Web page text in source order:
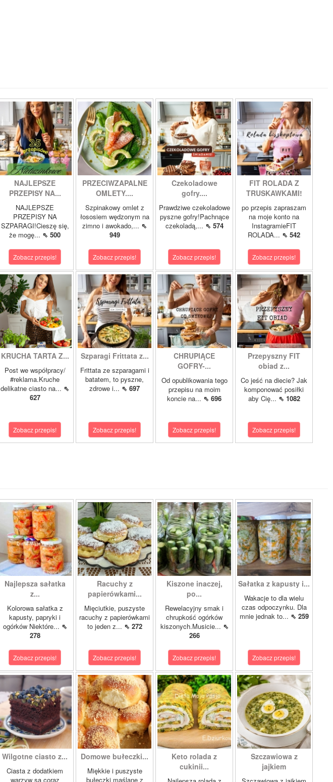
NAJLEPSZE
PRZEPISY NA...
NAJLEPSZE
PRZEPISY NA
SZPARAGI!Cieszę się,
że mogę... ⇖ 500
Zobacz przepis!
PRZECIWZAPALNE
OMLETY....
Szpinakowy omlet z
łososiem wędzonym na
zimno i awokado,... ⇖
949
Zobacz przepis!
Czekoladowe
gofry....
Prawdziwe czekoladowe
pyszne gofry!Pachnące
czekoladą,... ⇖ 574
Zobacz przepis!
FIT ROLADA Z
TRUSKAWKAMI!
po przepis zapraszam
na moje konto na
InstagramieFIT
ROLADA... ⇖ 542
Zobacz przepis!
KRUCHA TARTA Z...
Post we współpracy/
#reklama.Kruche
delikatne ciasto na... ⇖
627
Zobacz przepis!
Szparagi Frittata z...
Frittata ze szparagami i
batatem, to pyszne,
zdrowe i... ⇖ 697
Zobacz przepis!
CHRUPIĄCE
GOFRY-...
Od opublikowania tego
przepisu na moim
koncie na... ⇖ 696
Zobacz przepis!
Przepyszny FIT
obiad z...
Co jeść na diecie? Jak
komponować posiłki
aby Cię... ⇖ 1082
Zobacz przepis!
Najlepsza sałatka
z...
Kolorowa sałatka z
kapusty, papryki i
ogórków Niektóre... ⇖
278
Zobacz przepis!
Racuchy z
papierówkami...
Mięciutkie, puszyste
racuchy z papierówkami
to jeden z... ⇖ 272
Zobacz przepis!
Kiszone inaczej,
po...
Rewelacyjny smak i
chrupkość ogórków
kiszonych.Musicie... ⇖
266
Zobacz przepis!
Sałatka z kapusty i...
Wakacje to dla wielu
czas odpoczynku. Dla
mnie jednak to... ⇖ 259
Zobacz przepis!
Wilgotne ciasto z...
Ciasta z dodatkiem
warzyw są coraz
Domowe bułeczki...
Miękkie i puszyste
bułeczki maślane z
Keto rolada z
cukinii...
Szczawiowa z
jajkiem